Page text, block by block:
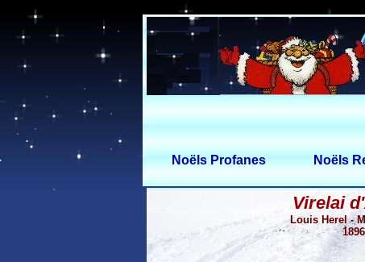
Noëls Profanes Noëls
Virelai
Louis Herel -